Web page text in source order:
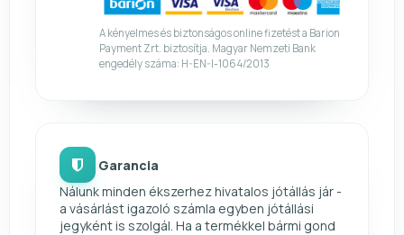
A kényelmes és biztonságos online fizetést a Barion
Payment Zrt. biztosítja. Magyar Nemzeti Bank
engedély száma: H-EN-I-1064/2013
Garancia
Nálunk minden ékszerhez hivatalos jótállás jár -
a vásárlást igazoló számla egyben jótállási
jegyként is szolgál. Ha a termékkel bármi gond